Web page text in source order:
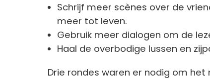
Schrijf meer scènes over de
meer tot leven.
Gebruik meer dialogen om de
Haal de overbodige lussen en
Drie rondes waren er nodig om het